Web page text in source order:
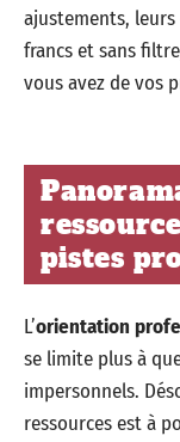
ajustements,
francs et sans
vous avez de vos
pistes
L’orientation
se limite plus à
impersonnels.
ressources est à